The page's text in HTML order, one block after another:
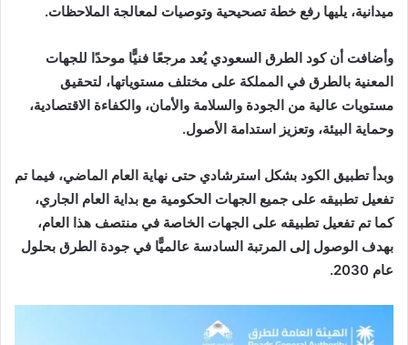
ميدانية، يليها رفع خطة تصحيحية وتوصيات لمعالجة الملاحظات.
وأضافت أن كود الطرق السعودي يُعد مرجعًا فنيًّا موحدًا للجهات
المعنية بالطرق في المملكة على مختلف مستوياتها، لتحقيق
مستويات عالية من الجودة والسلامة والأمان، والكفاءة الاقتصادية،
وحماية البيئة، وتعزيز استدامة الأصول.
وبدأ تطبيق الكود بشكل استرشادي حتى نهاية العام الماضي، فيما تم
تفعيل تطبيقه على جميع الجهات الحكومية مع بداية العام الجاري،
كما تم تفعيل تطبيقه على الجهات الخاصة في منتصف هذا العام،
بهدف الوصول إلى المرتبة السادسة عالميًّا في جودة الطرق بحلول
عام 2030.